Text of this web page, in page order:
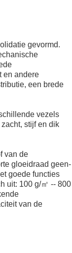
gevormd.
en andere
een brede
vezels
stijf en dik
van de
gloeidraad geen-
goede functies
uit: 100 g/㎡ -- 800
van de